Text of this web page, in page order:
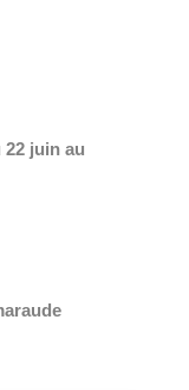
22 juin au